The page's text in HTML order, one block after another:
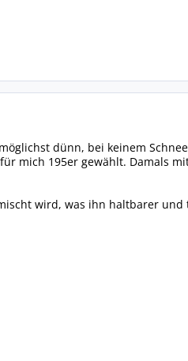
dünn, bei keinem
mich 195er gewählt. Damals
wird, was ihn haltbarer